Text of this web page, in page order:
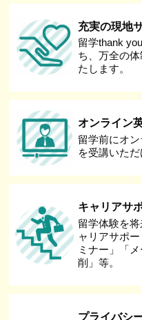
充実の現地
留学thank
ち、万全の
たします。
オンライン
留学前にオ
を受講いただ
キャリアサ
留学体験を
ャリアサポ
ミナー」「
削」等。
プライバシ